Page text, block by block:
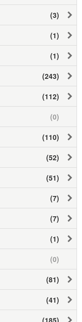
(3)
(1)
(1)
(243)
(112)
(0)
(110)
(52)
(51)
(7)
(7)
(1)
(0)
(81)
(41)
(185)